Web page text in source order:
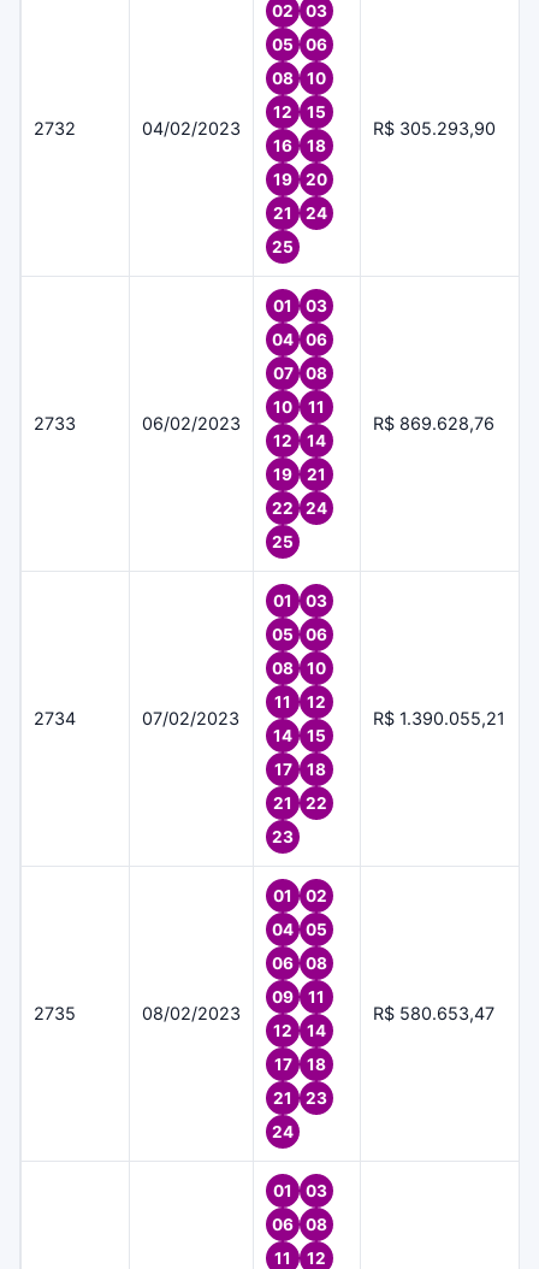
2732 04/02/2023
02
03
05
06
08
10
12
15
16
18
19
20
21
24
25
R$ 305.293,90
2733 06/02/2023
01
03
04
06
07
08
10
11
12
14
19
21
22
24
25
R$ 869.628,76
2734 07/02/2023
01
03
05
06
08
10
11
12
14
15
17
18
21
22
23
R$ 1.390.055,21
2735 08/02/2023
01
02
04
05
06
08
09
11
12
14
17
18
21
23
24
R$ 580.653,47
01
03
06
08
11
12